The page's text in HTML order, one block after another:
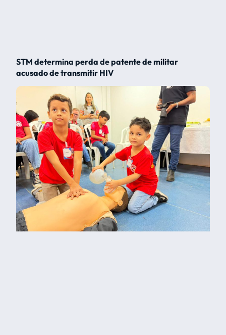
STM determina perda de patente de militar
acusado de transmitir HIV